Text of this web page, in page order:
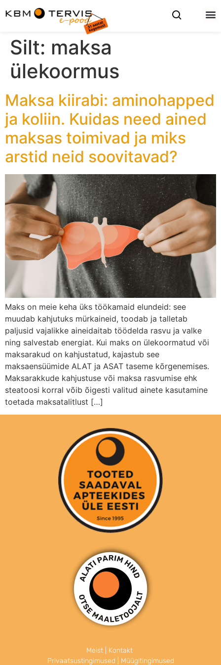
Silt: maksa
ülekoormus
Maksa kiirabi: aminohapped
ja koliin. Kuidas need ained
maksas toimivad ja miks
arstid neid soovitavad?
Maks on meie keha üks töökamaid elundeid: see
muudab kahjutuks mürkaineid, toodab ja talletab
paljusid vajalikke aineidaitab töödelda rasvu ja valke
ning salvestab energiat. Kui maks on ülekoormatud või
maksarakud on kahjustatud, kajastub see
maksaensüümide ALAT ja ASAT taseme kõrgenemises.
Maksarakkude kahjustuse või maksa rasvumise ehk
steatoosi korral võib õigesti valitud ainete kasutamine
toetada maksatalitlust […]
Meist
Kontakt
Privaatsustingimused
Müügitingimused